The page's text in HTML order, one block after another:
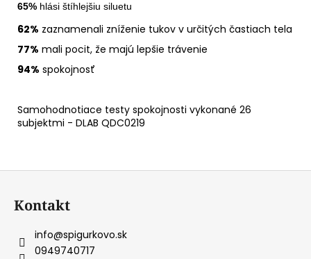
65% hlási štíhlejšiu siluetu
62% zaznamenali zníženie tukov v určitých častiach tela
77% mali pocit, že majú lepšie trávenie
94% spokojnosť
Samohodnotiace testy spokojnosti vykonané 26
subjektmi - DLAB QDC0219
Kontakt
info@spigurkovo.sk
0949740717